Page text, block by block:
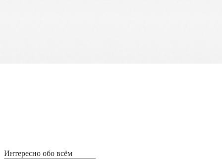
Интересно обо всём